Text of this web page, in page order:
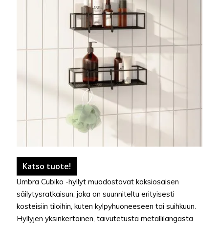
Katso tuote!
Umbra Cubiko -hyllyt muodostavat kaksiosaisen
säilytysratkaisun, joka on suunniteltu erityisesti
kosteisiin tiloihin, kuten kylpyhuoneeseen tai suihkuun.
Hyllyjen yksinkertainen, taivutetusta metallilangasta